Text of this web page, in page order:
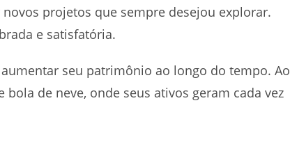
projetos que sempre desejou explorar.
e satisfatória.
seu patrimônio ao longo do tempo. Ao
de neve, onde seus ativos geram cada vez